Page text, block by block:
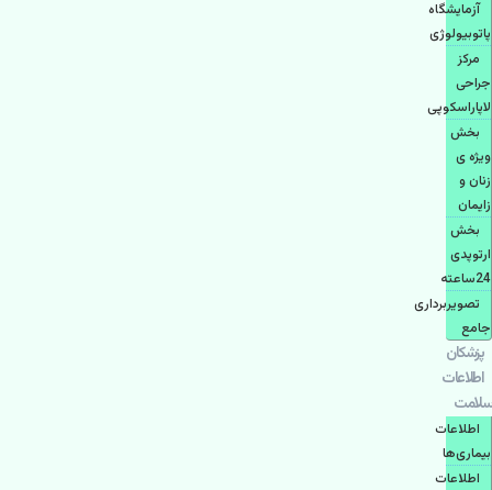
آزمایشگاه
پاتوبیولوژی
مرکز
جراحی
لاپاراسکوپی
بخش
ویژه ی
زنان و
زایمان
بخش
ارتوپدی
24ساعته
تصویربرداری
جامع
پزشكان
اطلاعات
سلامت
اطلاعات
بیماری‌ها
اطلاعات